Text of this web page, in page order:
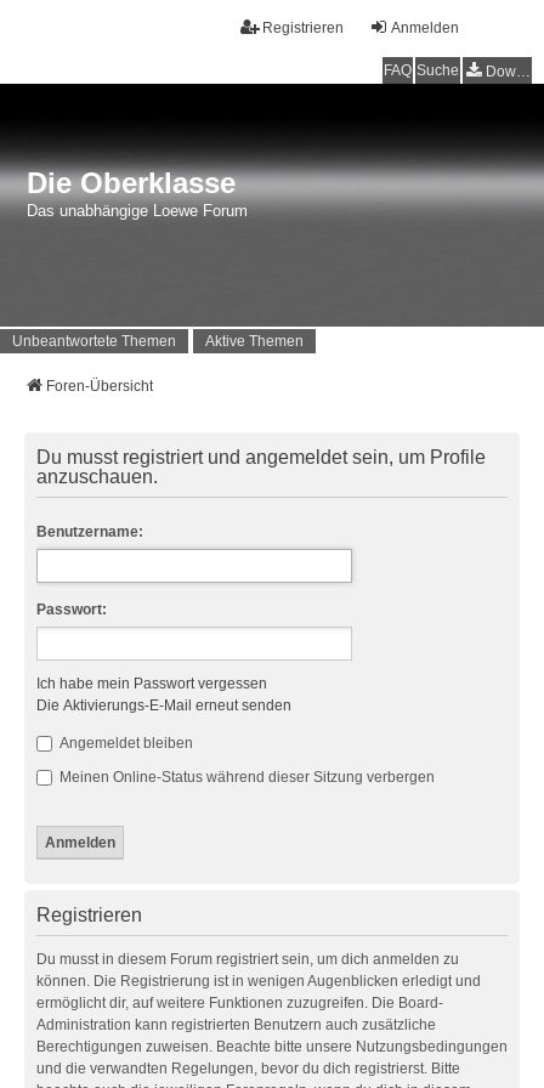
Anmelden
Registrieren
FAQ Suche Downloads
Die Oberklasse
Das unabhängige Loewe Forum
Unbeantwortete Themen Aktive Themen
Foren-Übersicht
Du musst registriert und angemeldet sein, um Profile
anzuschauen.
Benutzername:
Passwort:
Ich habe mein Passwort vergessen
Die Aktivierungs-E-Mail erneut senden
Angemeldet bleiben
Meinen Online-Status während dieser Sitzung verbergen
Registrieren
Du musst in diesem Forum registriert sein, um dich anmelden zu
können. Die Registrierung ist in wenigen Augenblicken erledigt und
ermöglicht dir, auf weitere Funktionen zuzugreifen. Die Board-
Administration kann registrierten Benutzern auch zusätzliche
Berechtigungen zuweisen. Beachte bitte unsere Nutzungsbedingungen
und die verwandten Regelungen, bevor du dich registrierst. Bitte